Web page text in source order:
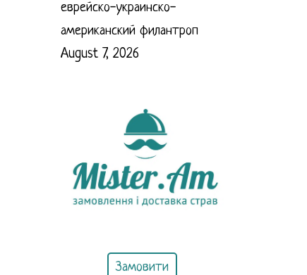
еврейско-украинско-
американский филантроп
August 7, 2026
Замовити